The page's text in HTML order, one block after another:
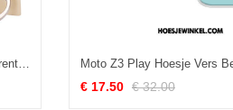
Moto Z3 Play Hoesje Patroon Spotprent Bescherming, Moto Z3 Play Hoesje Zacht Mobiele Telefoon
€ 17.50 € 32.00